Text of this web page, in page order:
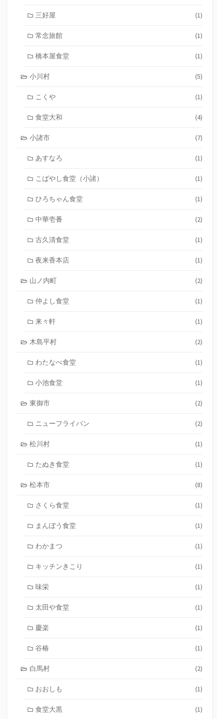
三好屋 (1)
常念旅館 (1)
橋本屋食堂 (1)
小川村 (5)
こくや (1)
食堂大和 (4)
小諸市 (7)
あすなろ (1)
こばやし食堂（小諸） (1)
ひろちゃん食堂 (1)
中華壱番 (2)
古久清食堂 (1)
夜来香本店 (1)
山ノ内町 (2)
仲よし食堂 (1)
来々軒 (1)
木島平村 (2)
わたなべ食堂 (1)
小池食堂 (1)
東御市 (2)
ニューフライパン (2)
松川村 (1)
たぬき食堂 (1)
松本市 (8)
さくら食堂 (1)
まんぼう食堂 (1)
わかまつ (1)
キッチンきこり (1)
味栄 (1)
太田や食堂 (1)
慶楽 (1)
谷椿 (1)
白馬村 (2)
おおしも (1)
食堂大黒 (1)